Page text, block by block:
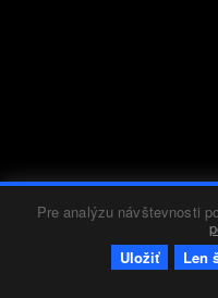
Pre analýzu návštevnosti
Uložiť
Len